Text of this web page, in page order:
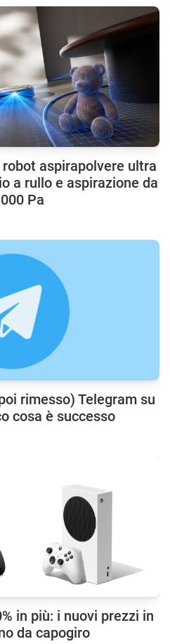
aspirapolvere ultra
a rullo e aspirazione da
Pa
rimesso) Telegram su
cosa è successo
in più: i nuovi prezzi in
da capogiro